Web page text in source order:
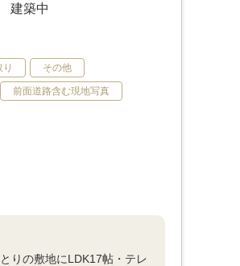
建築中
り その他
前面道路含む現地写真
りの敷地にLDK17帖・テレ